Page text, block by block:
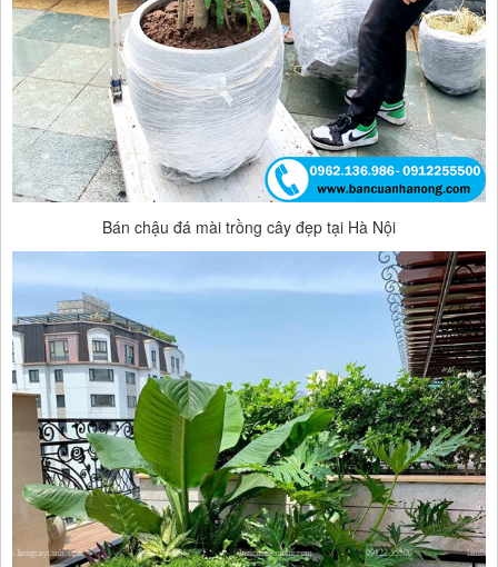
Bán chậu đá mài trồng cây đẹp tại Hà Nội